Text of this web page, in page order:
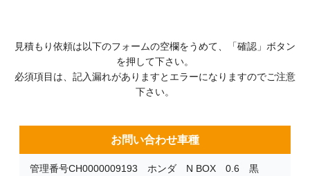
見積もり依頼は以下のフォームの空欄をうめて、「確認」ボタン
を押して下さい。
必須項目は、記入漏れがありますとエラーになりますのでご注意
下さい。
お問い合わせ車種
管理番号CH0000009193 ホンダ N BOX 0.6 黒